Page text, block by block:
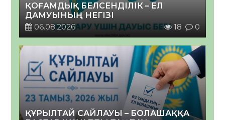
ҚОҒАМДЫҚ БЕЛСЕНДІЛІК – ЕЛ
ДАМУЫНЫҢ НЕГІЗІ
06.08.2026
18 0
ҚҰРЫЛТАЙ САЙЛАУЫ – БОЛАШАҚҚА